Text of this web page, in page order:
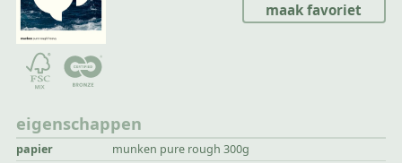
eigenschappen
papier
munken pure rough 300g
maak favoriet